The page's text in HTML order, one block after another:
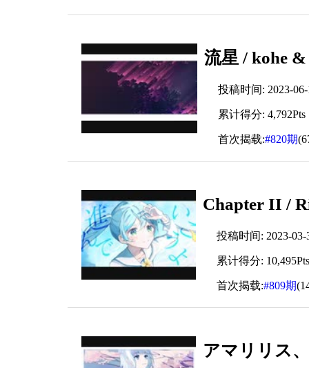
流星 / kohe
投稿时间: 2023-06-
累计得分: 4,792Pts
首次揭载:#820期
Chapter II /
投稿时间: 2023-03-
累计得分:
首次揭载:#809期
アマリリス